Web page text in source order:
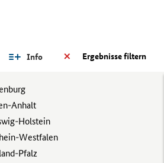
Ergebnisse filtern
Info
Anhalt
Holstein
Westfalen
Pfalz